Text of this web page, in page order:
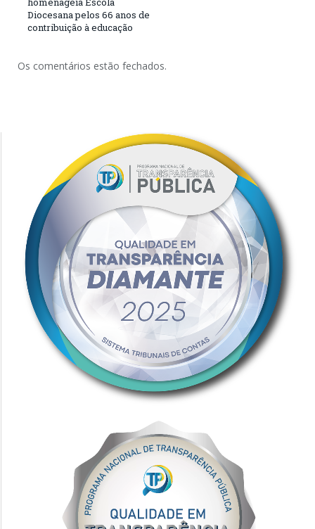
Diocesana pelos 66 anos de
contribuição à educação
Os comentários estão fechados.